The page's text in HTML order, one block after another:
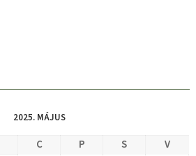
2025. MÁJUS
C P S
V